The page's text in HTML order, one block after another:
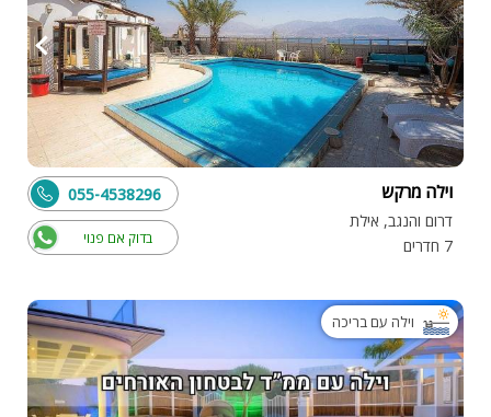
וילה מרקש
דרום והנגב, אילת
7 חדרים
בדוק אם פנוי
055-4538296
וילה עם בריכה